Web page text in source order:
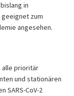
in
zum
angesehen.
alle prioritär
und stationären
SARS-CoV-2